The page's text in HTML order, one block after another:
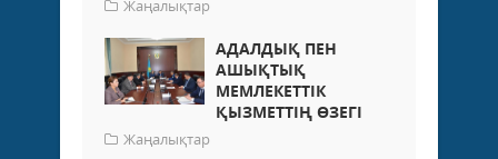
Жаңалықтар
АДАЛДЫҚ ПЕН
АШЫҚТЫҚ
МЕМЛЕКЕТТІК
ҚЫЗМЕТТІҢ ӨЗЕГІ
Жаңалықтар